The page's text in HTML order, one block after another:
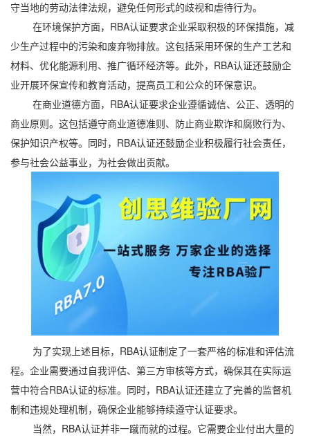
守当地的劳动法律法规，避免任何形式的歧视和虐待行为。
在环境保护方面，RBA认证要求企业采取积极的环保措施，减
少生产过程中的污染和废弃物排放。这包括采用环保的生产工艺和
材料、优化能源利用、推广循环经济等。此外，RBA认证还鼓励企
业开展环保宣传和教育活动，提高员工和公众的环保意识。
在商业道德方面，RBA认证要求企业遵循诚信、公正、透明的
商业原则。这包括遵守商业道德准则、防止商业欺诈和腐败行为、
保护知识产权等。同时，RBA认证还鼓励企业积极履行社会责任，
参与社会公益事业，为社会做出贡献。
为了实现上述目标，RBA认证制定了一套严格的标准和评估流
程。企业需要通过自我评估、第三方审核等方式，确保其在实际运
营中符合RBA认证的标准。同时，RBA认证还建立了完善的监督机
制和违规处理机制，确保企业能够持续遵守认证要求。
当然，RBA认证并非一蹴而就的过程。它需要企业付出大量的